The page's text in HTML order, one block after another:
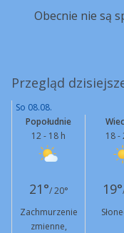
Obecnie nie są
Przegląd
So 08.08.
Popołudnie
12 - 18 h
18 -
21°/ 20° 19°
Zachmurzenie
zmienne,